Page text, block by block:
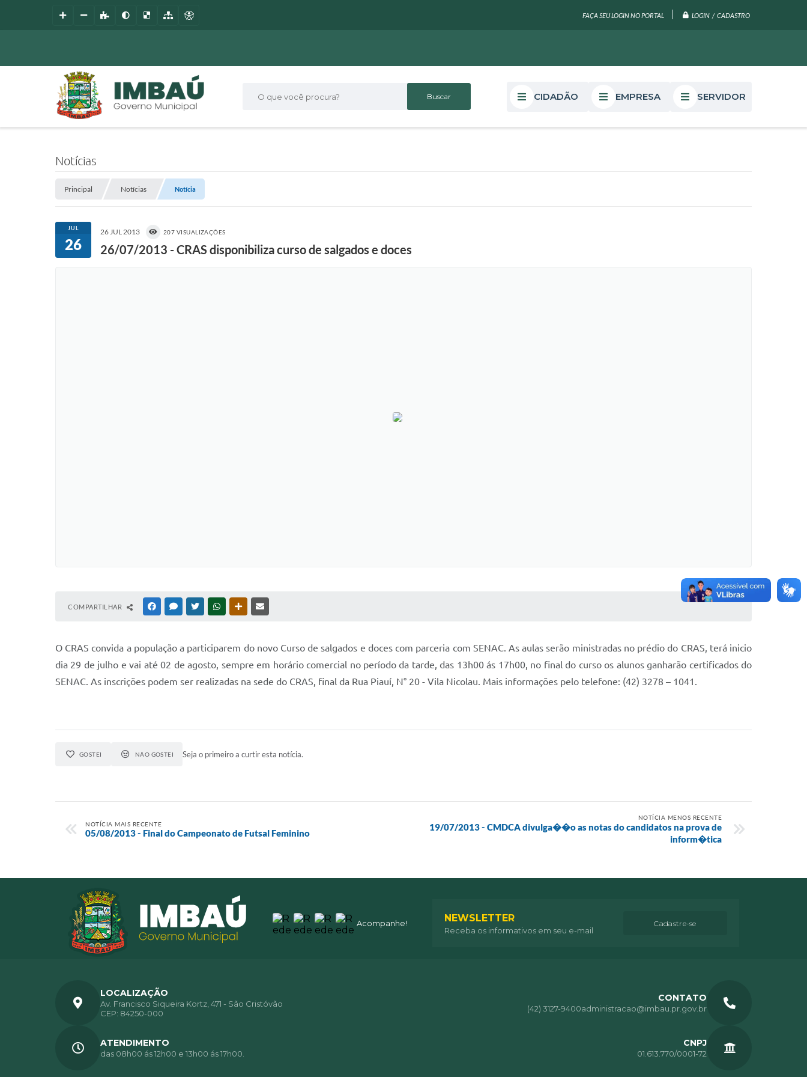
FAÇA SEU LOGIN NO PORTAL LOGIN / CADASTRO
O que você procura? CIDADÃO EMPRESA SERVIDOR
Notícias
Principal Notícias Notícia
JUL
26
26 JUL 2013 207 VISUALIZAÇÕES
26/07/2013 - CRAS disponibiliza curso de salgados e doces
COMPARTILHAR FACEBOOKMESSENGER
TWITTERWHATSAPPOUTRAS MÍDIAS
O CRAS convida a população a participarem do novo Curso de salgados e doces com parceria com SENAC. As aulas serão ministradas no prédio do CRAS, terá inicio
dia 29 de julho e vai até 02 de agosto, sempre em horário comercial no período da tarde, das 13h00 ás 17h00, no final do curso os alunos ganharão certificados do
SENAC. As inscrições podem ser realizadas na sede do CRAS, final da Rua Piauí, N° 20 - Vila Nicolau. Mais informações pelo telefone: (42) 3278 – 1041.
GOSTEI NÃO GOSTEI Seja o primeiro a curtir esta notícia.
NOTÍCIA MAIS RECENTE
05/08/2013 - Final do Campeonato de Futsal Feminino
NOTÍCIA MENOS RECENTE
19/07/2013 - CMDCA divulga��o as notas do candidatos na prova de
inform�tica
Acompanhe! NEWSLETTER
Receba os informativos em seu e-mail
Cadastre-se
LOCALIZAÇÃO
Av. Francisco Siqueira Kortz, 471 - São Cristóvão
CEP: 84250-000
CONTATO
(42) 3127-9400administracao@imbau.pr.gov.br
ATENDIMENTO
das 08h00 ás 12h00 e 13h00 ás 17h00.
CNPJ
01.613.770/0001-72